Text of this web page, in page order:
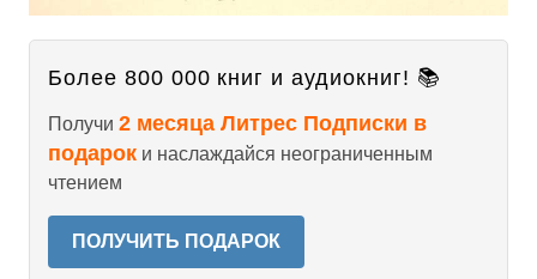
Более 800 000 книг и аудиокниг! 📚
Получи 2 месяца Литрес Подписки в
подарок и наслаждайся неограниченным
чтением
ПОЛУЧИТЬ ПОДАРОК